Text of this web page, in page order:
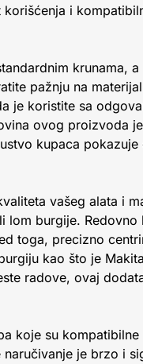
i
krunama, a
pažnju na
je koristite sa
ovog proizvoda
kupaca
vašeg alata i
lom burgije.
toga, precizno
kao što je
radove, ovaj
koje su kompatibilne
je brzo i